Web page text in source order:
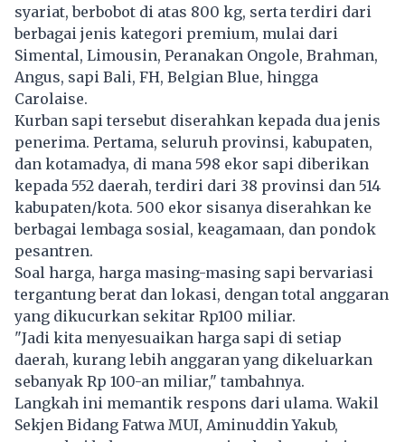
syariat, berbobot di atas 800 kg, serta terdiri dari
berbagai jenis kategori premium, mulai dari
Simental, Limousin, Peranakan Ongole, Brahman,
Angus, sapi Bali, FH, Belgian Blue, hingga
Carolaise.
Kurban sapi tersebut diserahkan kepada dua jenis
penerima. Pertama, seluruh provinsi, kabupaten,
dan kotamadya, di mana 598 ekor sapi diberikan
kepada 552 daerah, terdiri dari 38 provinsi dan 514
kabupaten/kota. 500 ekor sisanya diserahkan ke
berbagai lembaga sosial, keagamaan, dan pondok
pesantren.
Soal harga, harga masing-masing sapi bervariasi
tergantung berat dan lokasi, dengan total anggaran
yang dikucurkan sekitar Rp100 miliar.
"Jadi kita menyesuaikan harga sapi di setiap
daerah, kurang lebih anggaran yang dikeluarkan
sebanyak Rp 100-an miliar," tambahnya.
Langkah ini memantik respons dari ulama. Wakil
Sekjen Bidang Fatwa MUI, Aminuddin Yakub,